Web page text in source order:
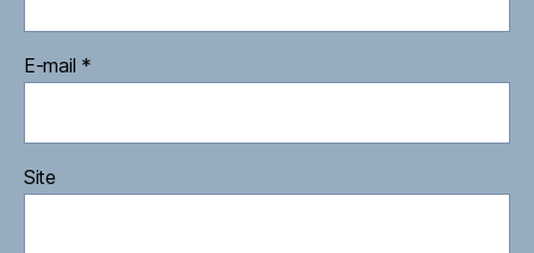
E-mail *
Site